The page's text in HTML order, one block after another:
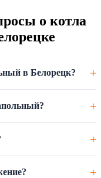
о котла
в Белорецк?